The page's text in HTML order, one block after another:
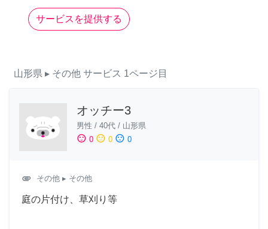
サービスを提供する
山形県 ▸ その他 サービス 1ページ目
オッチー3
男性 / 40代 / 山形県
sentiment_satisfied 0 sentiment_neutral 0 sentiment_dissatisfied 0
attachment その他 ▸ その他
庭の片付け、草刈り等